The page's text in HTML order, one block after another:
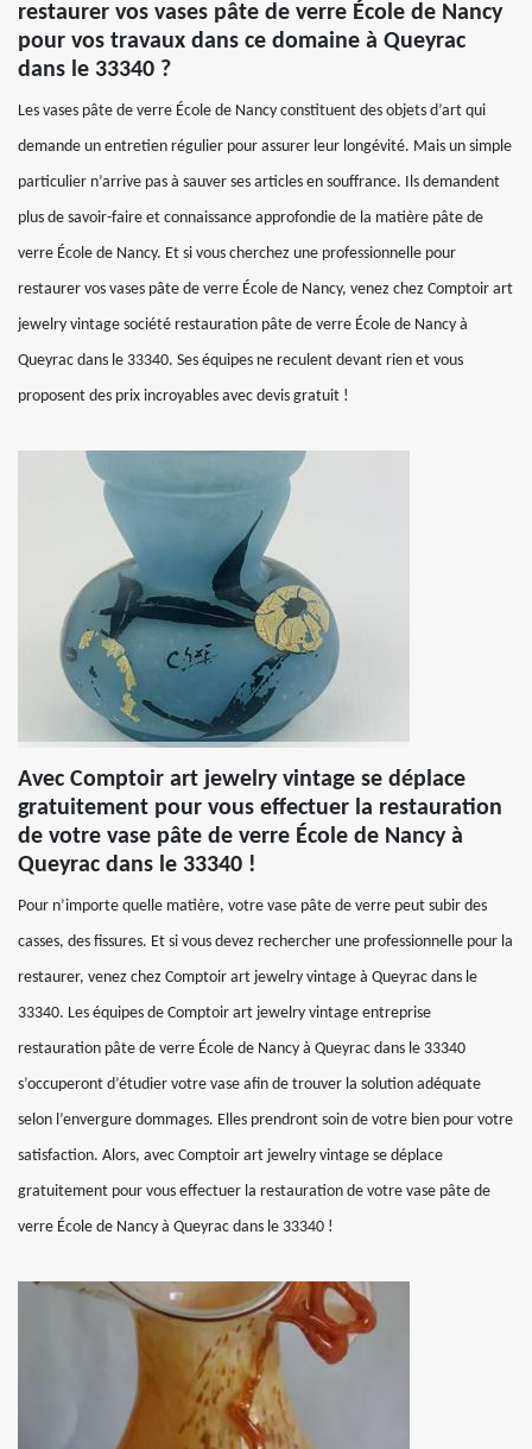
restaurer vos vases pâte de verre École de Nancy
pour vos travaux dans ce domaine à Queyrac
dans le 33340 ?
Les vases pâte de verre École de Nancy constituent des objets d’art qui
demande un entretien régulier pour assurer leur longévité. Mais un simple
particulier n’arrive pas à sauver ses articles en souffrance. Ils demandent
plus de savoir-faire et connaissance approfondie de la matière pâte de
verre École de Nancy. Et si vous cherchez une professionnelle pour
restaurer vos vases pâte de verre École de Nancy, venez chez Comptoir art
jewelry vintage société restauration pâte de verre École de Nancy à
Queyrac dans le 33340. Ses équipes ne reculent devant rien et vous
proposent des prix incroyables avec devis gratuit !
Avec Comptoir art jewelry vintage se déplace
gratuitement pour vous effectuer la restauration
de votre vase pâte de verre École de Nancy à
Queyrac dans le 33340 !
Pour n’importe quelle matière, votre vase pâte de verre peut subir des
casses, des fissures. Et si vous devez rechercher une professionnelle pour la
restaurer, venez chez Comptoir art jewelry vintage à Queyrac dans le
33340. Les équipes de Comptoir art jewelry vintage entreprise
restauration pâte de verre École de Nancy à Queyrac dans le 33340
s’occuperont d’étudier votre vase afin de trouver la solution adéquate
selon l’envergure dommages. Elles prendront soin de votre bien pour votre
satisfaction. Alors, avec Comptoir art jewelry vintage se déplace
gratuitement pour vous effectuer la restauration de votre vase pâte de
verre École de Nancy à Queyrac dans le 33340 !